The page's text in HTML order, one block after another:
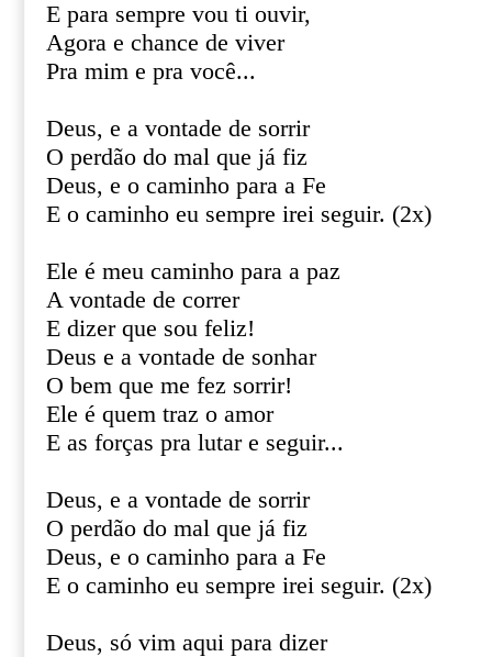
E para sempre vou ti ouvir,
Agora e chance de viver
Pra mim e pra você...
Deus, e a vontade de sorrir
O perdão do mal que já fiz
Deus, e o caminho para a Fe
E o caminho eu sempre irei seguir. (2x)
Ele é meu caminho para a paz
A vontade de correr
E dizer que sou feliz!
Deus e a vontade de sonhar
O bem que me fez sorrir!
Ele é quem traz o amor
E as forças pra lutar e seguir...
Deus, e a vontade de sorrir
O perdão do mal que já fiz
Deus, e o caminho para a Fe
E o caminho eu sempre irei seguir. (2x)
Deus, só vim aqui para dizer